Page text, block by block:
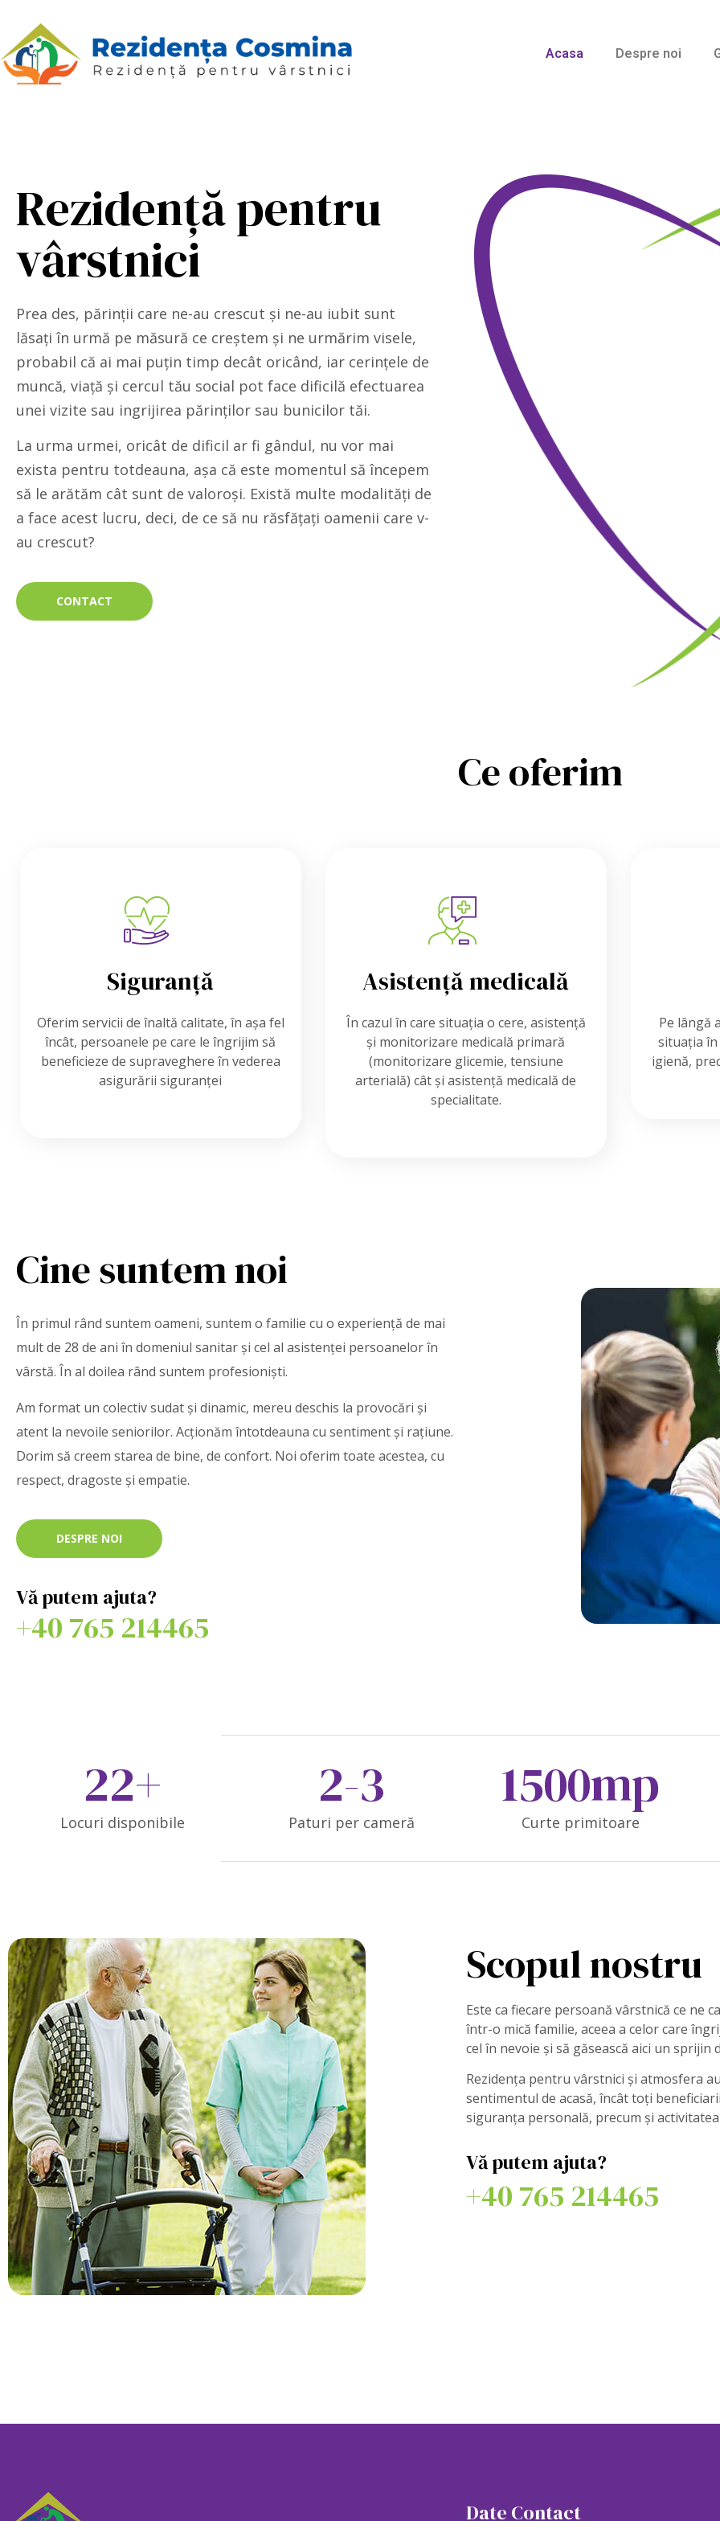
Acasa Despre noi
Rezidență pentru
vârstnici
Prea des, părinții care ne-au crescut și ne-au iubit sunt
lăsați în urmă pe măsură ce creștem și ne urmărim visele,
probabil că ai mai puțin timp decât oricând, iar cerințele de
muncă, viață și cercul tău social pot face dificilă efectuarea
unei vizite sau ingrijirea părinților sau bunicilor tăi.
La urma urmei, oricât de dificil ar fi gândul, nu vor mai
exista pentru totdeauna, așa că este momentul să începem
să le arătăm cât sunt de valoroși. Există multe modalități de
a face acest lucru, deci, de ce să nu răsfățați oamenii care v-
au crescut?
CONTACT
Ce oferim
Siguranță
Oferim servicii de înaltă calitate, în așa fel
încât, persoanele pe care le îngrijim să
beneficieze de supraveghere în vederea
asigurării siguranței
Asistență medicală
În cazul în care situația o cere, asistență
și monitorizare medicală primară
(monitorizare glicemie, tensiune
arterială) cât și asistență medicală de
specialitate.
Pe lângă
situația în
igienă,
Cine suntem noi
În primul rând suntem oameni, suntem o familie cu o experiență de mai
mult de 28 de ani în domeniul sanitar și cel al asistenței persoanelor în
vârstă. În al doilea rând suntem profesioniști.
Am format un colectiv sudat și dinamic, mereu deschis la provocări și
atent la nevoile seniorilor. Acționăm întotdeauna cu sentiment și rațiune.
Dorim să creem starea de bine, de confort. Noi oferim toate acestea, cu
respect, dragoste și empatie.
DESPRE NOI
Vă putem ajuta?
+40 765 214465
Locuri disponibile
22+
Paturi per cameră
2-3
Curte primitoare
1500mp
Scopul nostru
Este ca fiecare persoană vârstnică ce ne
într-o mică familie, aceea a celor care
cel în nevoie și să găsească aici un sprijin
Rezidența pentru vârstnici și atmosfera
sentimentul de acasă, încât toți
siguranța personală, precum și
Vă putem ajuta?
+40 765 214465
Date Contact